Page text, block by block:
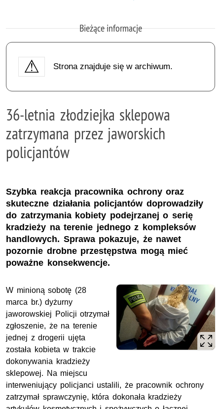
Bieżące informacje
Strona znajduje się w archiwum.
36-letnia złodziejka sklepowa
zatrzymana przez jaworskich
policjantów
Szybka reakcja pracownika ochrony oraz
skuteczne działania policjantów doprowadziły
do zatrzymania kobiety podejrzanej o serię
kradzieży na terenie jednego z kompleksów
handlowych. Sprawa pokazuje, że nawet
pozornie drobne przestępstwa mogą mieć
poważne konsekwencje.
W minioną sobotę (28
marca br.) dyżurny
jaworowskiej Policji otrzymał
zgłoszenie, że na terenie
jednej z drogerii ujęta
została kobieta w trakcie
dokonywania kradzieży
sklepowej. Na miejscu
interweniujący policjanci ustalili, że pracownik ochrony
zatrzymał sprawczynię, która dokonała kradzieży